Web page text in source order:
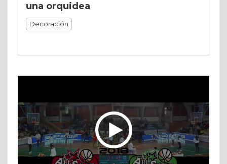
una orquidea
Decoración